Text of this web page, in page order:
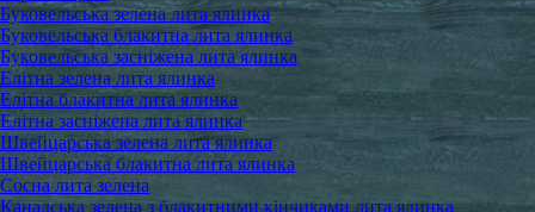
Буковельська зелена лита ялинка
Буковельська блакитна лита ялинка
Буковельська засніжена лита ялинка
Елітна зелена лита ялинка
Елітна блакитна лита ялинка
Елітна засніжена лита ялинка
Швейцарська зелена лита ялинка
Швейцарська блакитна лита ялинка
Сосна лита зелена
Канадська зелена з блакитними кінчиками лита ялинка